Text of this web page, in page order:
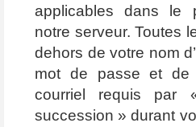
applicables dans le
notre serveur. Toutes
dehors de votre nom
mot de passe et de
courriel requis par
succession » durant